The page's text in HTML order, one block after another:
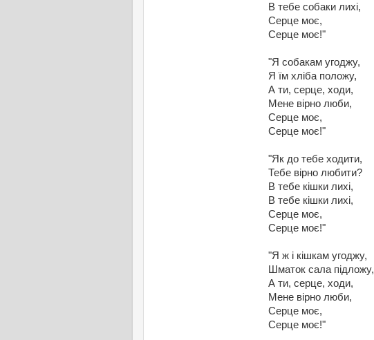
В тебе собаки лихі,
Серце моє,
Серце моє!"
"Я собакам угоджу,
Я їм хліба положу,
А ти, серце, ходи,
Мене вірно люби,
Серце моє,
Серце моє!"
"Як до тебе ходити,
Тебе вірно любити?
В тебе кішки лихі,
В тебе кішки лихі,
Серце моє,
Серце моє!"
"Я ж і кішкам угоджу,
Шматок сала підложу,
А ти, серце, ходи,
Мене вірно люби,
Серце моє,
Серце моє!"